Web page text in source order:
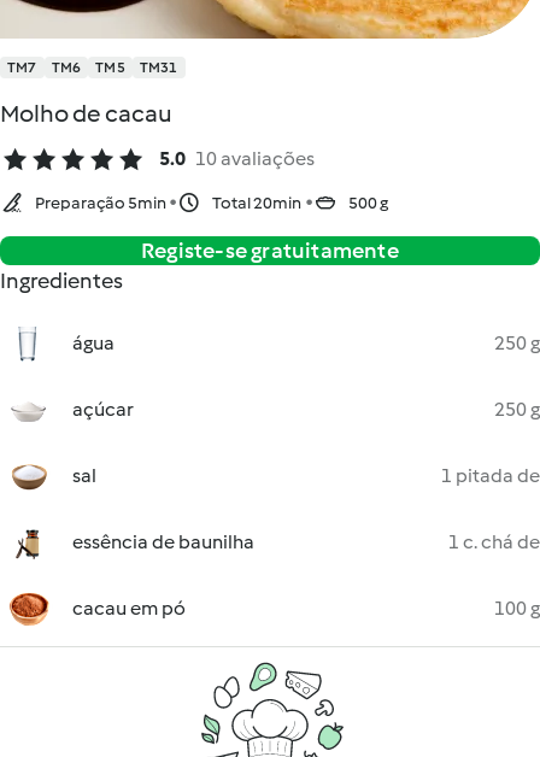
TM7 TM6 TM5 TM31
Molho de cacau
5.0 10 avaliações
Preparação 5min Total 20min 500 g
Registe-se gratuitamente
Ingredientes
água 250 g
açúcar 250 g
sal 1 pitada de
essência de baunilha 1 c. chá de
cacau em pó 100 g